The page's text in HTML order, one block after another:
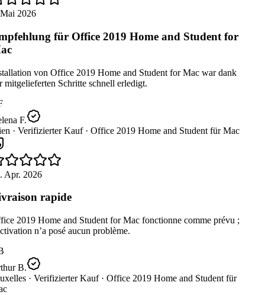
2026
für Office 2019 Home and Student for
von Office 2019 Home and Student for Mac war dank
mitgelieferten Schritte schnell erledigt.
F.
· Verifizierter Kauf · Office 2019 Home and Student für Mac
Apr. 2026
rapide
2019 Home and Student for Mac fonctionne comme prévu ;
n’a posé aucun problème.
B.
· Verifizierter Kauf · Office 2019 Home and Student für